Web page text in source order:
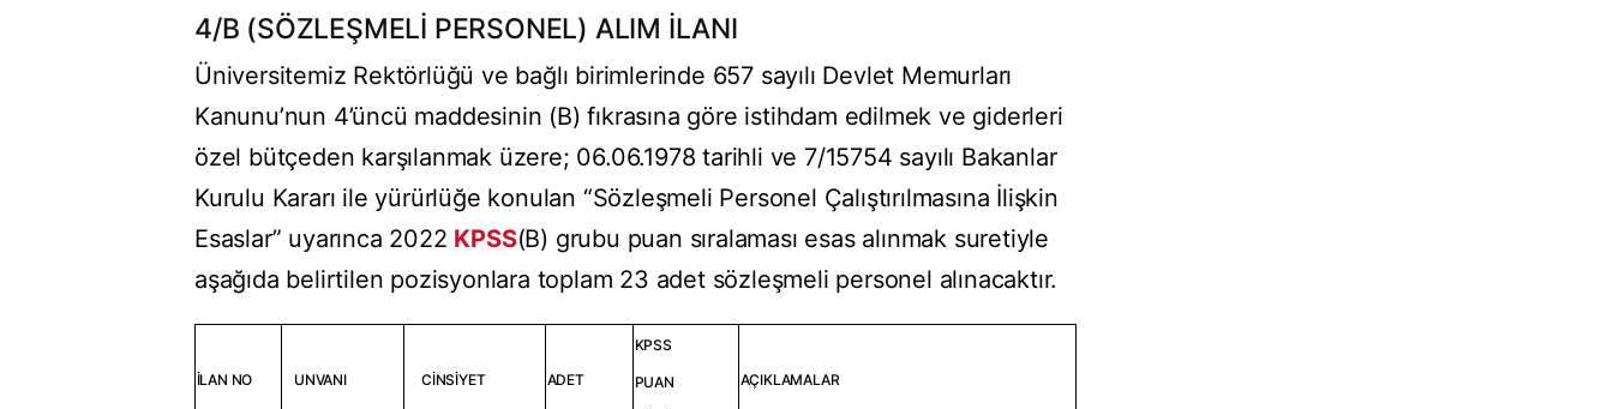
4/B (SÖZLEŞMELİ PERSONEL) ALIM İLANI
Üniversitemiz Rektörlüğü ve bağlı birimlerinde 657 sayılı Devlet Memurları
Kanunu’nun 4’üncü maddesinin (B) fıkrasına göre istihdam edilmek ve giderleri
özel bütçeden karşılanmak üzere; 06.06.1978 tarihli ve 7/15754 sayılı Bakanlar
Kurulu Kararı ile yürürlüğe konulan “Sözleşmeli Personel Çalıştırılmasına İlişkin
Esaslar” uyarınca 2022 KPSS(B) grubu puan sıralaması esas alınmak suretiyle
aşağıda belirtilen pozisyonlara toplam 23 adet sözleşmeli personel alınacaktır.
İLAN NO UNVANI CİNSİYET ADET
KPSS
PUAN AÇIKLAMALAR